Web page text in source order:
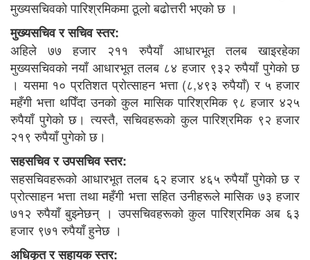
मुख्यसचिवको पारिश्रमिकमा ठूलो बढोत्तरी भएको छ ।
मुख्यसचिव र सचिव स्तर:
अहिले ७७ हजार २११ रुपैयाँ आधारभूत तलब खाइरहेका
मुख्यसचिवको नयाँ आधारभूत तलब ८४ हजार ९३२ रुपैयाँ पुगेको छ
। यसमा १० प्रतिशत प्रोत्साहन भत्ता (८,४९३ रुपैयाँ) र ५ हजार
महँगी भत्ता थपिँदा उनको कुल मासिक पारिश्रमिक ९८ हजार ४२५
रुपैयाँ पुगेको छ। त्यस्तै, सचिवहरूको कुल पारिश्रमिक ९२ हजार
२१९ रुपैयाँ पुगेको छ।
सहसचिव र उपसचिव स्तर:
सहसचिवहरूको आधारभूत तलब ६२ हजार ४६५ रुपैयाँ पुगेको छ र
प्रोत्साहन भत्ता तथा महँगी भत्ता सहित उनीहरूले मासिक ७३ हजार
७१२ रुपैयाँ बुझ्नेछन् । उपसचिवहरूको कुल पारिश्रमिक अब ६३
हजार ९७१ रुपैयाँ हुनेछ ।
अधिकृत र सहायक स्तर: